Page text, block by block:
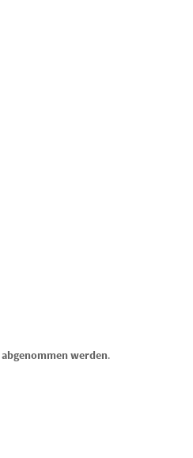
abgenommen werden.